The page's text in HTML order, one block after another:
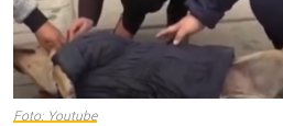
Foto: Youtube